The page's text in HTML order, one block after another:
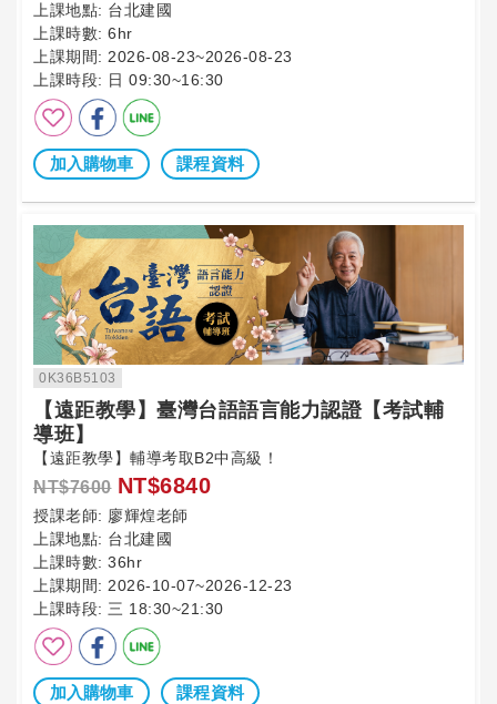
上課地點: 台北建國
上課時數: 6hr
上課期間: 2026-08-23~2026-08-23
上課時段: 日 09:30~16:30
加入購物車 課程資料
0K36B5103
【遠距教學】臺灣台語語言能力認證【考試輔
導班】
【遠距教學】輔導考取B2中高級！
NT$7600 NT$6840
授課老師: 廖輝煌老師
上課地點: 台北建國
上課時數: 36hr
上課期間: 2026-10-07~2026-12-23
上課時段: 三 18:30~21:30
加入購物車 課程資料